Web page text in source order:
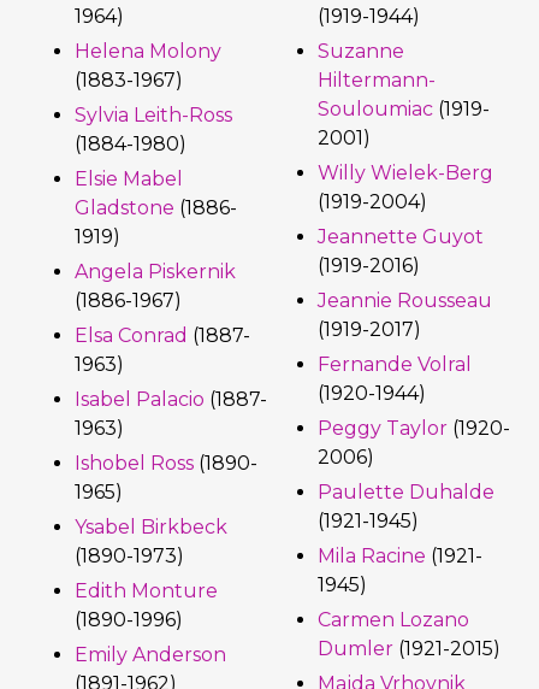
1964)
Helena Molony
(1883-1967)
Sylvia Leith-Ross
(1884-1980)
Elsie Mabel
Gladstone (1886-
1919)
Angela Piskernik
(1886-1967)
Elsa Conrad (1887-
1963)
Isabel Palacio (1887-
1963)
Ishobel Ross (1890-
1965)
Ysabel Birkbeck
(1890-1973)
Edith Monture
(1890-1996)
Emily Anderson
(1891-1962)
(1919-1944)
Suzanne
Hiltermann-
Souloumiac (1919-
2001)
Willy Wielek-Berg
(1919-2004)
Jeannette Guyot
(1919-2016)
Jeannie Rousseau
(1919-2017)
Fernande Volral
(1920-1944)
Peggy Taylor (1920-
2006)
Paulette Duhalde
(1921-1945)
Mila Racine (1921-
1945)
Carmen Lozano
Dumler (1921-2015)
Majda Vrhovnik